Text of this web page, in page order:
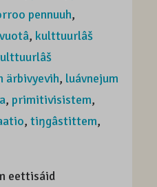
pennuuh,
, kulttuurlâš
ärbivyevih, luávnejum
, primitivisistem,
, tiŋgâstittem,
eettisáid